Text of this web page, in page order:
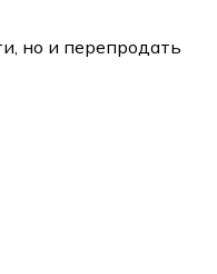
но и перепродать